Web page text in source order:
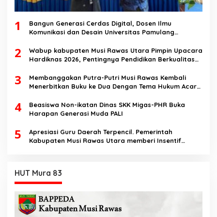
1
Bangun Generasi Cerdas Digital, Dosen Ilmu
Komunikasi dan Desain Universitas Pamulang
Speech di SMK Ikhlas Jawilan
2
Wabup kabupaten Musi Rawas Utara Pimpin Upacara
Hardiknas 2026, Pentingnya Pendidikan Berkualitas
3
Membanggakan Putra-Putri Musi Rawas Kembali
Menerbitkan Buku ke Dua Dengan Tema Hukum Acara
4
Beasiswa Non-ikatan Dinas SKK Migas-PHR Buka
Harapan Generasi Muda PALI
5
Apresiasi Guru Daerah Terpencil. Pemerintah
Kabupaten Musi Rawas Utara memberi Insentif
HUT Mura 83